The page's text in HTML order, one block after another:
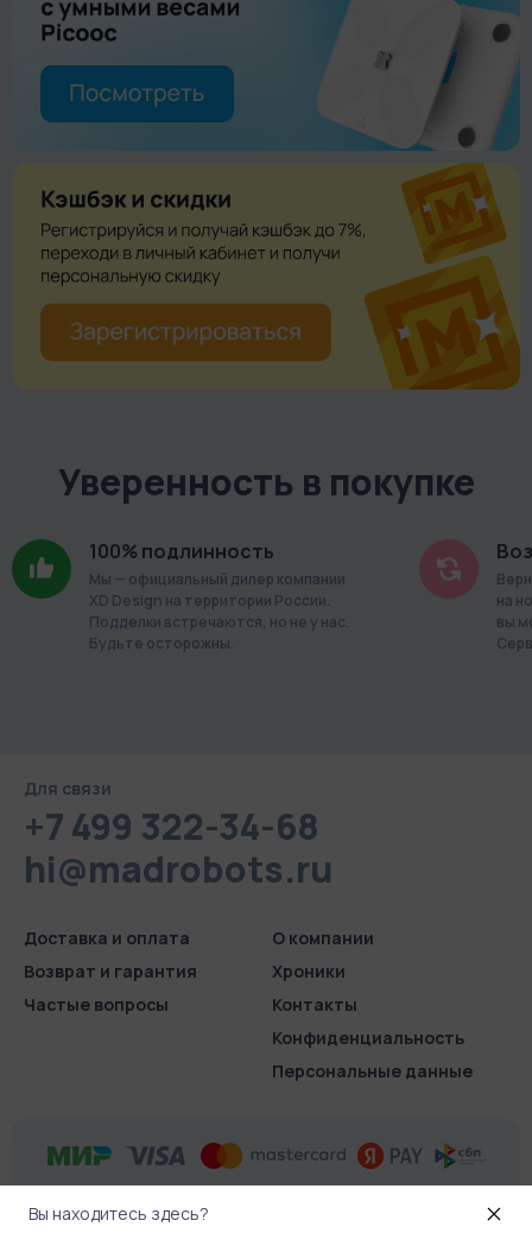
Вы находитесь здесь?
Уверенность в покупке
100% подлинность
Мы — официальный дилер компании
XD Design на территории России.
Подделки встречаются, но не у нас.
Будьте осторожны.
на
вы
Для связи
+7 499 322-34-68
hi@madrobots.ru
Доставка и оплата
Возврат и гарантия
Частые вопросы
О компании
Хроники
Контакты
Конфиденциаль­ность
Персональные данные